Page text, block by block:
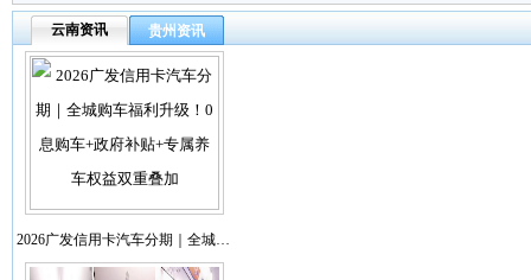
云南资讯 贵州资讯
2026广发信用卡汽车分期｜全城…